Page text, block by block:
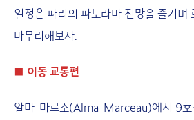
일정은 파리의 파노라마 전망을 즐기며
마무리해보자.
■ 이동 교통편
알마-마르소(Alma-Marceau)에서 9호